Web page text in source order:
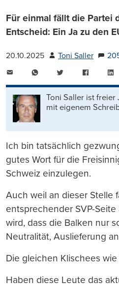
Für einmal fällt die Partei
Entscheid: Ein Ja zu den
20.10.2025 Toni Saller
WhatsAppTwitter Facebook
Toni Saller ist
mit eigenem
Ich bin tatsächlich
gutes Wort für die
Schweiz einzulegen.
Auch weil an dieser Stelle
entsprechender SVP-
wird, dass die Balken nur
Neutralität, Auslieferung
Die gleichen Klischees wie
Haben diese Leute das